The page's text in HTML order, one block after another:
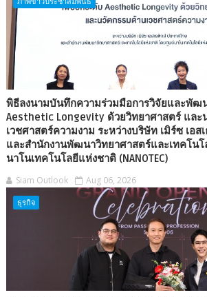
พิธีลงนามบันทึกความร่วมมือการวิจัยและพัฒ
Aesthetic Longevity ด้วยวิทยาศาสตร์ และ
เวชศาสตร์ความงาม ระหว่างบริษัท เมิร์ซ เอส
และสำนักงานพัฒนาวิทยาศาสตร์และเทคโน
นาโนเทคโนโลยีแห่งชาติ (NANOTEC)
Siam Outlook Aug 06, 2026
ธุรกิจ